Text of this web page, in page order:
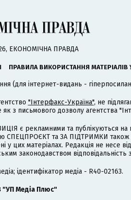
ЕКОНОМІЧНА ПРАВДА
ПРАВИЛА ВИКОРИСТАННЯ МАТЕРІАЛІВ
(для інтернет-видань -
"Інтерфакс-Україна", не
з письмового дозволу агентства
є рекламними та публікуються на
СПЕЦПРОЄКТ та ЗА ПІДТРИМКИ
у цих матеріалах. Редакція не несе
законодавством
ідентифікатор медіа - R40-02163.
"УП Медіа Плюс"